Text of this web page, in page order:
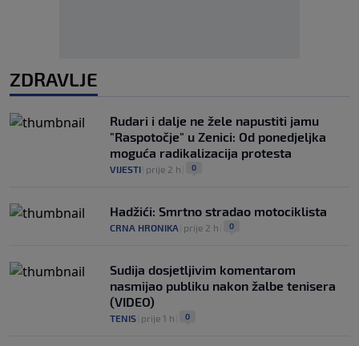
ZDRAVLJE
Rudari i dalje ne žele napustiti jamu
"Raspotočje" u Zenici: Od ponedjeljka
moguća radikalizacija protesta
VIJESTI prije 2 h 0
Hadžići: Smrtno stradao motociklista
CRNA HRONIKA prije 2 h 0
Sudija dosjetljivim komentarom
nasmijao publiku nakon žalbe tenisera
(VIDEO)
TENIS prije 1 h 0